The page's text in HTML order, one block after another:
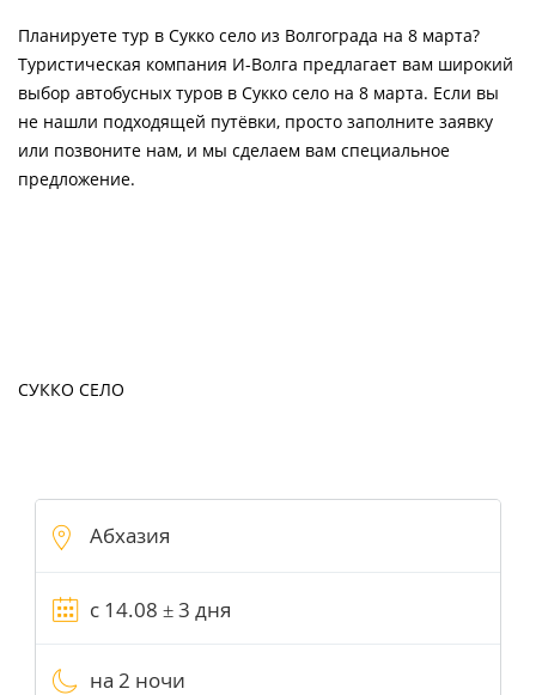
Планируете тур в Сукко село из Волгограда на 8 марта?
Туристическая компания И-Волга предлагает вам широкий
выбор автобусных туров в Сукко село на 8 марта. Если вы
не нашли подходящей путёвки, просто заполните заявку
или позвоните нам, и мы сделаем вам специальное
предложение.
СУККО СЕЛО
на 2 ночи